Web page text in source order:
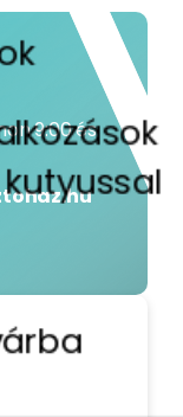
9:00 és